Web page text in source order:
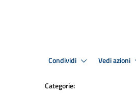
Condividi Vedi azioni
Categorie: